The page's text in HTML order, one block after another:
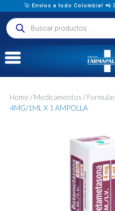
🚀 Envíos a todo Colombia! 📲
Home /Medicamentos /
4MG/1ML X 1 AMPOLLA